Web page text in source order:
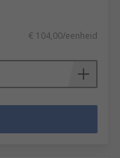
€ 104,00/eenheid